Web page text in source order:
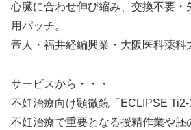
心臓に合わせ伸び縮み、交換不要・
用パッチ。
帝人・福井経編興業・大阪医科薬科
サービスから・・・
不妊治療向け顕微鏡「ECLIPSE
不妊治療で重要となる授精作業や胚